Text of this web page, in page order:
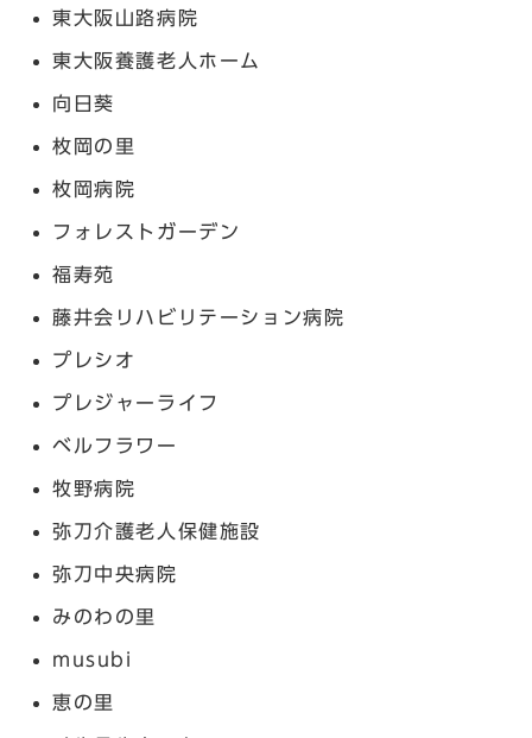
東大阪山路病院
東大阪養護老人ホーム
向日葵
枚岡の里
枚岡病院
フォレストガーデン
福寿苑
藤井会リハビリテーション病院
プレシオ
プレジャーライフ
ベルフラワー
牧野病院
弥刀介護老人保健施設
弥刀中央病院
みのわの里
musubi
恵の里